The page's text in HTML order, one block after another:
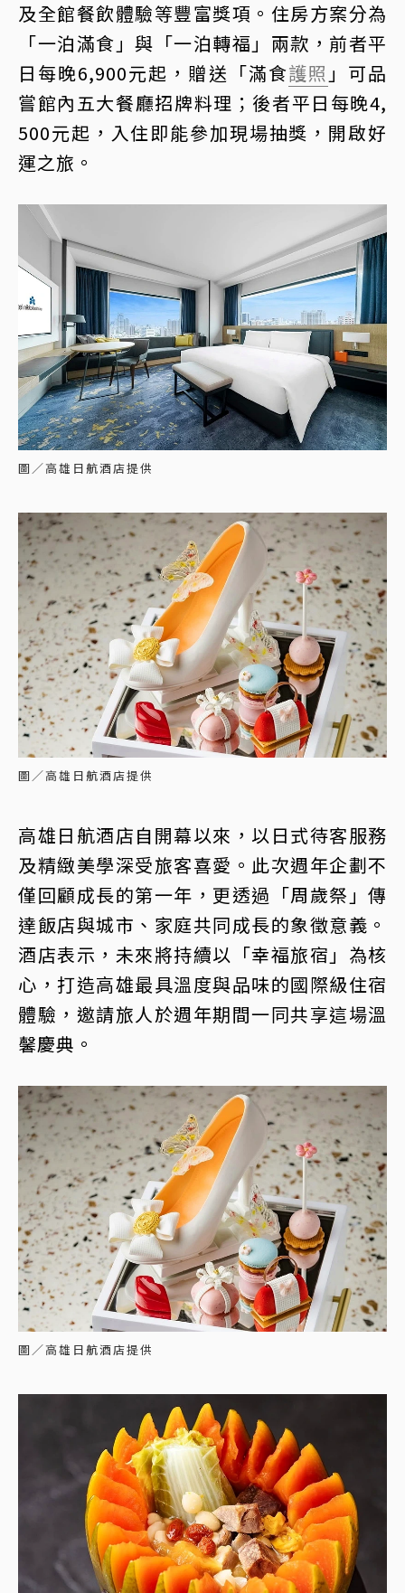
及全館餐飲體驗等豐富獎項。住房方案分為
「一泊滿食」與「一泊轉福」兩款，前者平
日每晚6,900元起，贈送「滿食護照 」可品
嘗館內五大餐廳招牌料理；後者平日每晚4,
500元起，入住即能參加現場抽獎，開啟好
運之旅。
圖／高雄日航酒店提供
圖／高雄日航酒店提供
高雄日航酒店自開幕以來，以日式待客服務
及精緻美學深受旅客喜愛。此次週年企劃不
僅回顧成長的第一年，更透過「周歲祭」傳
達飯店與城市、家庭共同成長的象徵意義。
酒店表示，未來將持續以「幸福旅宿」為核
心，打造高雄最具溫度與品味的國際級住宿
體驗，邀請旅人於週年期間一同共享這場溫
馨慶典。
圖／高雄日航酒店提供